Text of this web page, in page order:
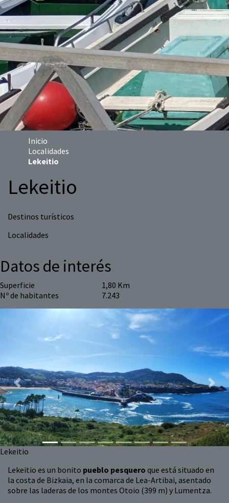
Inicio
Localidades
Lekeitio
Lekeitio
Destinos turísticos
Localidades
Lekeitio es un bonito pueblo pesquero que está situado en
la costa de Bizkaia, en la comarca de Lea-Artibai, asentado
sobre las laderas de los montes Otoio (399 m) y Lumentza.
Datos de interés
Superficie
1,80 Km
Nº de habitantes
7.243
Lekeitio
Previous Next